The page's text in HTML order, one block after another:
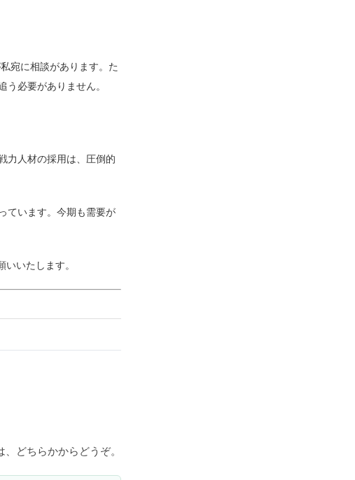
宛に相談があります。た
必要がありません。
力人材の採用は、圧倒的
ています。今期も需要が
いたします。
どちらかからどうぞ。